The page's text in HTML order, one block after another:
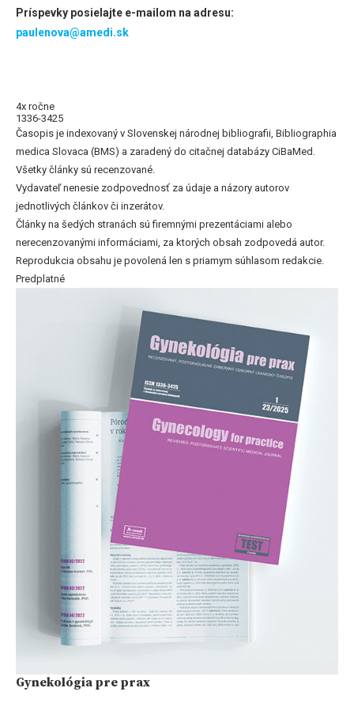
Príspevky posielajte e-mailom na adresu:
paulenova@amedi.sk
4x ročne
1336-3425
Časopis je indexovaný v Slovenskej národnej bibliografii, Bibliographia
medica Slovaca (BMS) a zaradený do citačnej databázy CiBaMed.
Všetky články sú recenzované.
Vydavateľ nenesie zodpovednosť za údaje a názory autorov
jednotlivých článkov či inzerátov.
Články na šedých stranách sú firemnými prezentáciami alebo
nerecenzovanými informáciami, za ktorých obsah zodpovedá autor.
Reprodukcia obsahu je povolená len s priamym súhlasom redakcie.
Predplatné
Gynekológia pre prax